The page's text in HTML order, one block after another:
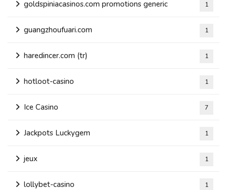
goldspiniacasinos.com promotions generic 1
guangzhoufuari.com 1
haredincer.com (tr) 1
hotloot-casino 1
Ice Casino 7
Jackpots Luckygem 1
jeux 1
lollybet-casino 1